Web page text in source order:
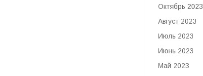
Октябрь 2023
Август 2023
Июль 2023
Июнь 2023
Май 2023